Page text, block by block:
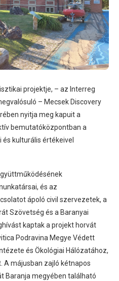
projektje, – az Interreg
– Mecsek Discovery
nyitja meg kapuit a
bemutatóközpontban a
kulturális értékeivel
és az
ápoló civil szervezetek, a
Szövetség és a Baranyai
kaptak a projekt horvát
Podravina Megye Védett
és Ökológiai Hálózatához,
A májusban zajló kétnapos
Baranja megyében található